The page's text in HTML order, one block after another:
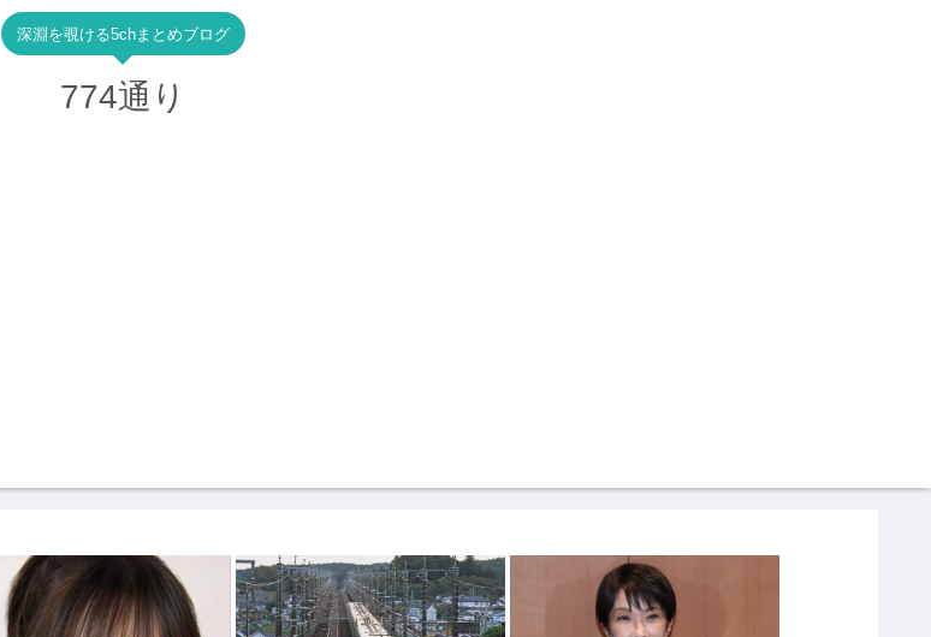
深淵を覗ける5chまとめブログ
774通り